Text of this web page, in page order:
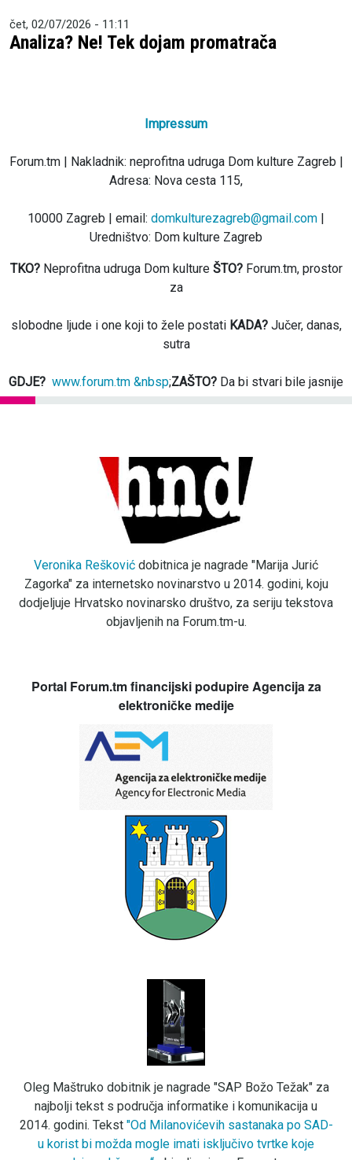
čet, 02/07/2026 - 11:11
Analiza? Ne! Tek dojam promatrača
Impressum
Forum.tm | Nakladnik: neprofitna udruga Dom kulture Zagreb |
Adresa: Nova cesta 115,
10000 Zagreb | email: domkulturezagreb@gmail.com
Uredništvo: Dom kulture Zagreb
TKO?Neprofitna udruga Dom kulture ŠTO?Forum.tm, prostor
za
slobodne ljude i one koji to žele postati KADA?Jučer, danas,
sutra
GDJE? www.forum.tm &nbsp;ZAŠTO? Da bi stvari bile jasnije
Veronika Rešković dobitnica je nagrade "Marija Jurić
Zagorka" za internetsko novinarstvo u 2014. godini, koju
dodjeljuje Hrvatsko novinarsko društvo, za seriju tekstova
objavljenih na Forum.tm-u.
Portal Forum.tm financijski podupire Agencija za
elektroničke medije
Oleg Maštruko dobitnik je nagrade "SAP Božo Težak" za
najbolji tekst s područja informatike i komunikacija u
2014. godini. Tekst "Od Milanovićevih sastanaka po SAD-
u korist bi možda mogle imati isključivo tvrtke koje